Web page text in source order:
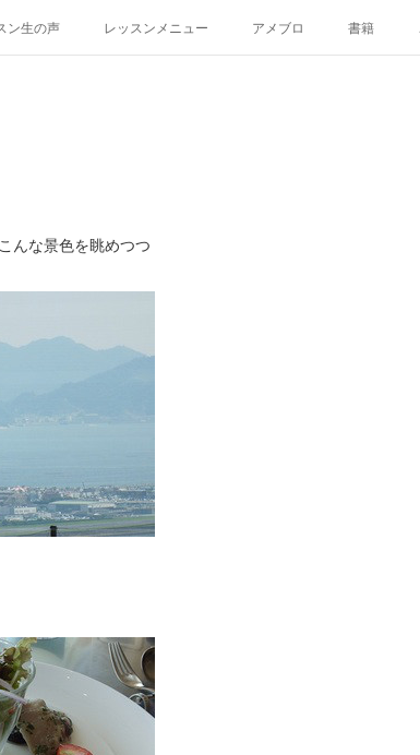
ン生の声 レッスンメニュー アメブロ 書籍
んな景色を眺めつつ